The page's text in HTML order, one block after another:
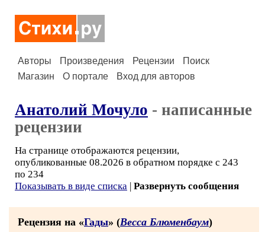
Авторы Произведения Рецензии
Поиск
Магазин
О портале Вход для авторов
Анатолий Мочуло - написанные
рецензии
На странице отображаются рецензии,
опубликованные 08.2026 в обратном порядке с 243
по 234
Показывать в виде списка | Развернуть сообщения
Рецензия на «Гады» (Весса Блюменбаум)